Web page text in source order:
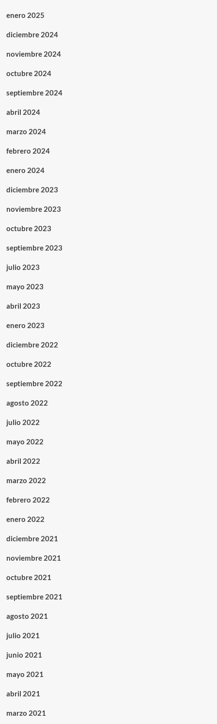
enero 2025
diciembre 2024
noviembre 2024
octubre 2024
septiembre 2024
abril 2024
marzo 2024
febrero 2024
enero 2024
diciembre 2023
noviembre 2023
octubre 2023
septiembre 2023
julio 2023
mayo 2023
abril 2023
enero 2023
diciembre 2022
octubre 2022
septiembre 2022
agosto 2022
julio 2022
mayo 2022
abril 2022
marzo 2022
febrero 2022
enero 2022
diciembre 2021
noviembre 2021
octubre 2021
septiembre 2021
agosto 2021
julio 2021
junio 2021
mayo 2021
abril 2021
marzo 2021